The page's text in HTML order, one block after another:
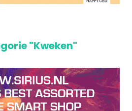
"Kweken"